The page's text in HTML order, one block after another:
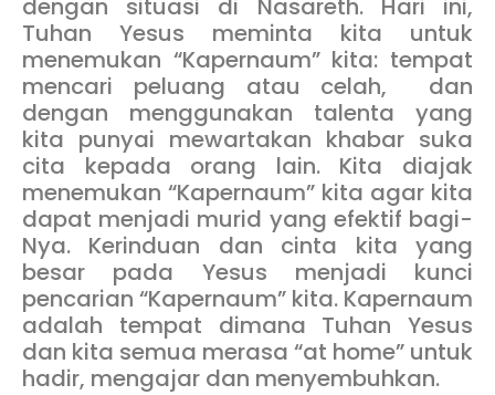
dengan situasi di Nasareth. Hari ini,
Tuhan Yesus meminta kita untuk
menemukan “Kapernaum” kita: tempat
mencari peluang atau celah, dan
dengan menggunakan talenta yang
kita punyai mewartakan khabar suka
cita kepada orang lain. Kita diajak
menemukan “Kapernaum” kita agar kita
dapat menjadi murid yang efektif bagi-
Nya. Kerinduan dan cinta kita yang
besar pada Yesus menjadi kunci
pencarian “Kapernaum” kita. Kapernaum
adalah tempat dimana Tuhan Yesus
dan kita semua merasa “at home” untuk
hadir, mengajar dan menyembuhkan.